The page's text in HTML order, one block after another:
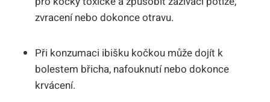
zvracení nebo dokonce otravu.
Při konzumaci ibišku kočkou může dojít k
bolestem břicha, nafouknutí nebo dokonce
krvácení.